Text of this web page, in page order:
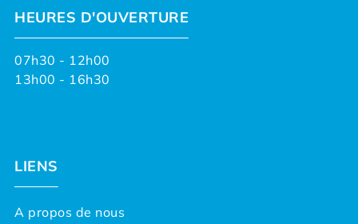
HEURES D'OUVERTURE
07h30 - 12h00
13h00 - 16h30
LIENS
A propos de nous